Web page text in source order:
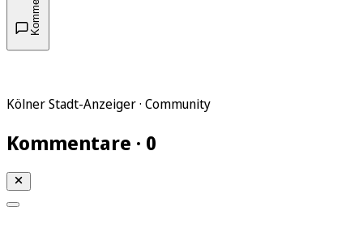
Kölner Stadt-Anzeiger · Community
Kommentare · 0